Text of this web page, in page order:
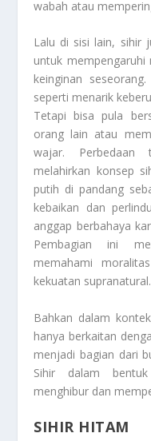
wabah atau
Lalu di sisi lain, sihir
untuk
keinginan
seperti menarik
Tetapi bisa pula
orang lain atau
wajar. Perbedaan
melahirkan konsep
putih di pandang
kebaikan dan
anggap berbahaya
Pembagian ini
memahami
kekuatan supranatural.
Bahkan dalam
hanya berkaitan
menjadi bagian dari
Sihir dalam
menghibur dan
SIHIR HITAM